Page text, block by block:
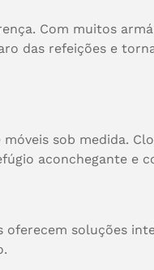
Com muitos
das refeições e
sob medida.
aconchegante e
oferecem soluções